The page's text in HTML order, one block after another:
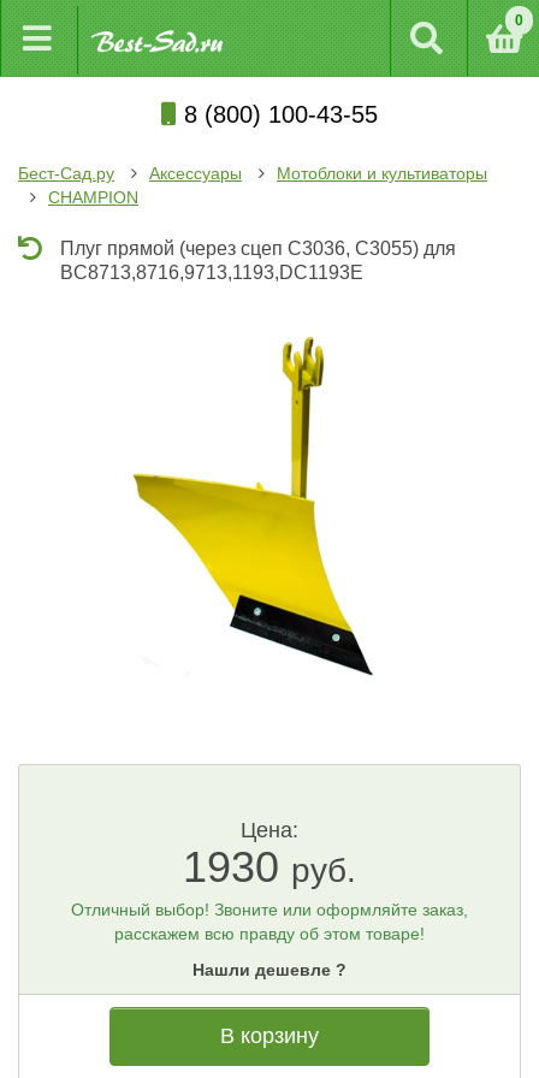
0
8 (800) 100-43-55
Бест-Сад.ру Аксессуары
Мотоблоки и культиваторы
CHAMPION
Плуг прямой (через сцеп С3036, C3055) для
BC8713,8716,9713,1193,DC1193E
Цена:
1930 руб.
Отличный выбор! Звоните или оформляйте заказ,
расскажем всю правду об этом товаре!
Нашли дешевле ?
В корзину